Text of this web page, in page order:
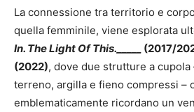
La connessione tra territorio e
quella femminile, viene esplorata
In. The Light Of This._____
(2017/
(2022), dove due strutture a cupola
terreno, argilla e fieno compressi –
emblematicamente ricordano un